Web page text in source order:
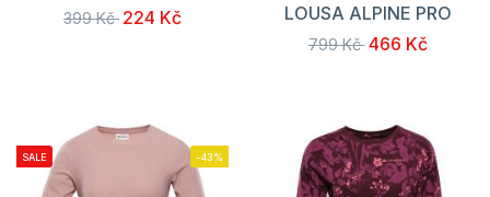
399 Kč 224 Kč
LOUSA ALPINE PRO
799 Kč 466 Kč
SALE -43%